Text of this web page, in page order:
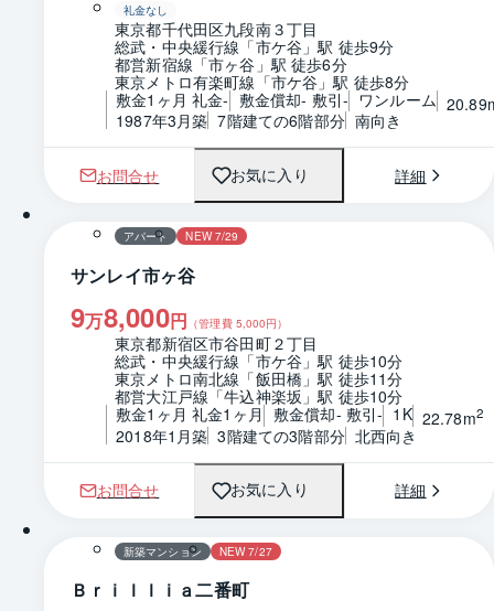
礼金なし
東京都千代田区九段南３丁目
総武・中央緩行線「市ケ谷」駅 徒歩9分
都営新宿線「市ヶ谷」駅 徒歩6分
東京メトロ有楽町線「市ケ谷」駅 徒歩8分
敷金1ヶ月 礼金- 敷金償却- 敷引- ワンルーム
1987年3月築 7階建ての6階部分 南向き
お問合せ お気に入り 詳細
1 / 0 間取り
アパート NEW 7/29
サンレイ市ヶ谷
9万8,000円 （管理費 5,000円）
東京都新宿区市谷田町２丁目
総武・中央緩行線「市ケ谷」駅 徒歩10分
東京メトロ南北線「飯田橋」駅 徒歩11分
都営大江戸線「牛込神楽坂」駅 徒歩10分
敷金1ヶ月 礼金1ヶ月 敷金償却- 敷引- 1K 22.78m2
2018年1月築 3階建ての3階部分 北西向き
お問合せ お気に入り 詳細
1 / 0 間取り
新築マンション NEW 7/27
Ｂｒｉｌｌｉａ二番町